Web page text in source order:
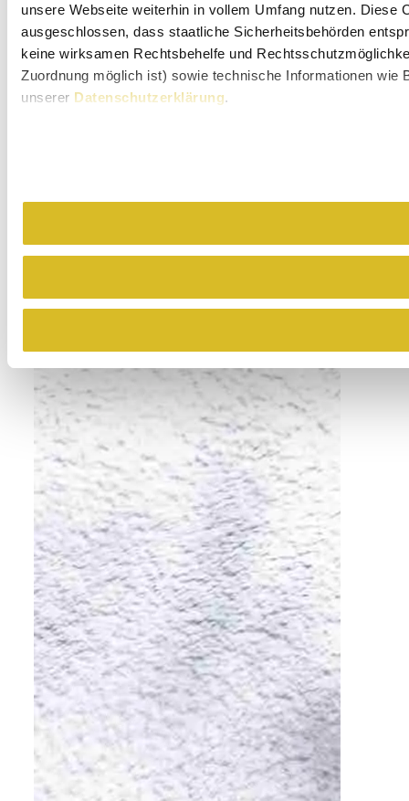
unsere Webseite weiterhin in vollem Umfang nutzen.
ausgeschlossen, dass staatliche Sicherheitsbehörden
keine wirksamen Rechtsbehelfe und
Zuordnung möglich ist) sowie technische Informationen wie
unserer Datenschutzerklärung.